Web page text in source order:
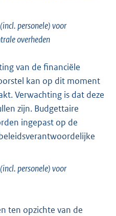
personele) voor
overheden
van de financiële
kan op dit moment
Verwachting is dat deze
zijn. Budgettaire
ingepast op de
personele) voor
ten opzichte van de